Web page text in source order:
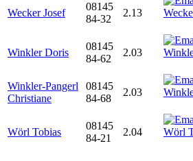
Wecker Josef
08145
84-32
2.13
Winkler Doris
08145
84-62
2.03
Winkler-Pangerl
Christiane
08145
84-68
2.03
Wörl Tobias
08145
84-21
2.04